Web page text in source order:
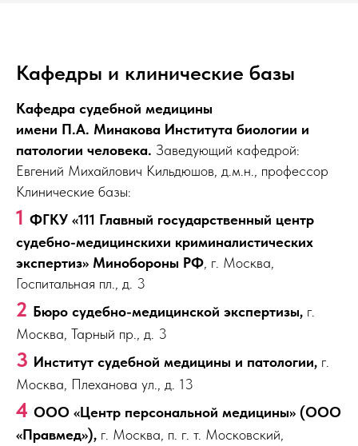
Кафедры и клинические базы
Кафедра судебной медицины
имени П.А. Минакова Института биологии и
патологии человека. Заведующий кафедрой:
Евгений Михайлович Кильдюшов, д.м.н., профессор
Клинические базы:
1 ФГКУ «111 Главный государственный центр
судебно-медицинскихи криминалистических
экспертиз» Минобороны РФ, г. Москва,
Госпитальная пл., д. 3
2 Бюро судебно-медицинской экспертизы, г.
Москва, Тарный пр., д. 3
3 Институт судебной медицины и патологии, г.
Москва, Плеханова ул., д. 13
4 ООО «Центр персональной медицины» (ООО
«Правмед»), г. Москва, п. г. т. Московский,